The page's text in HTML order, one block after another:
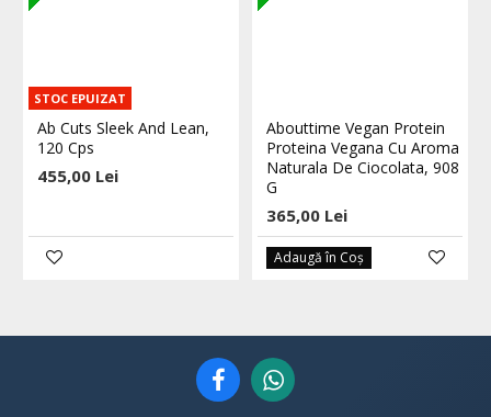
STOC EPUIZAT
Ab Cuts Sleek And Lean,
120 Cps
455,00 Lei
Abouttime Vegan Protein
Proteina Vegana Cu Aroma
Naturala De Ciocolata, 908
G
365,00 Lei
Adaugă în Coş